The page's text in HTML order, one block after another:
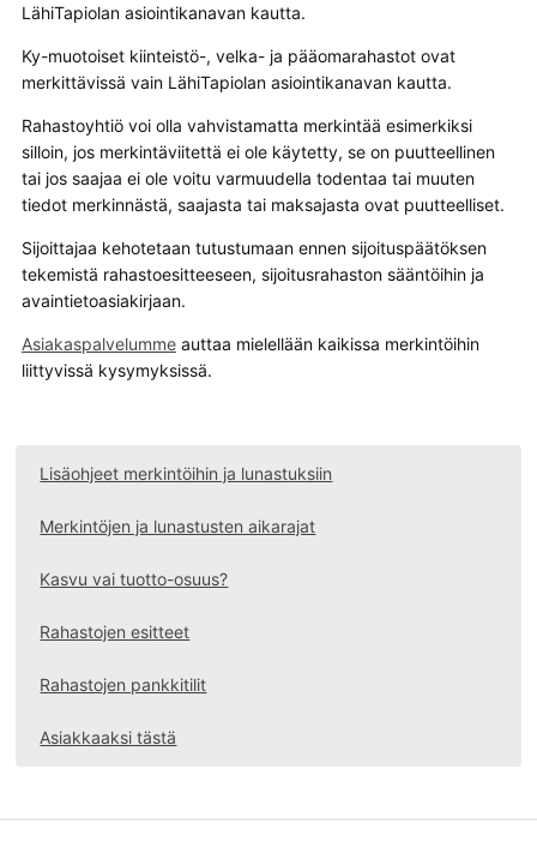
LähiTapiolan asiointikanavan kautta.
Ky-muotoiset kiinteistö-, velka- ja pääomarahastot ovat
merkittävissä vain LähiTapiolan asiointikanavan kautta.
Rahastoyhtiö voi olla vahvistamatta merkintää esimerkiksi
silloin, jos merkintäviitettä ei ole käytetty, se on puutteellinen
tai jos saajaa ei ole voitu varmuudella todentaa tai muuten
tiedot merkinnästä, saajasta tai maksajasta ovat puutteelliset.
Sijoittajaa kehotetaan tutustumaan ennen sijoituspäätöksen
tekemistä rahastoesitteeseen, sijoitusrahaston sääntöihin ja
avaintietoasiakirjaan.
Asiakaspalvelummeauttaa mielellään kaikissa merkintöihin
liittyvissä kysymyksissä.
Lisäohjeet merkintöihin ja lunastuksiin
Merkintöjen ja lunastusten aikarajat
Kasvu vai tuotto-osuus?
Rahastojen esitteet
Rahastojen pankkitilit
Asiakkaaksi tästä